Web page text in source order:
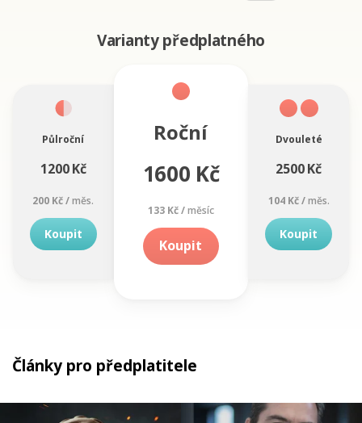
Varianty předplatného
Půlroční
1200 Kč
200 Kč /měs.
Koupit
Roční
1600 Kč
133 Kč /měsíc
Koupit
Dvouleté
2500 Kč
104 Kč /měs.
Koupit
Články pro předplatitele